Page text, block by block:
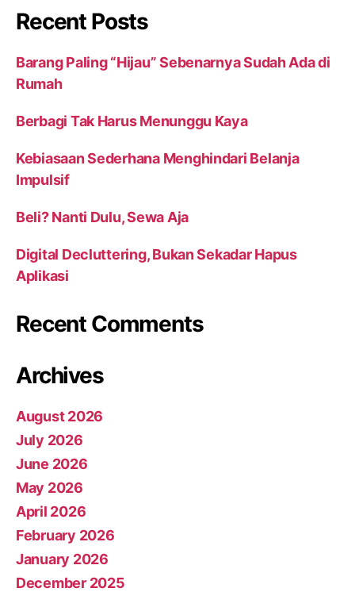
Recent Posts
Barang Paling “Hijau” Sebenarnya Sudah Ada di
Rumah
Berbagi Tak Harus Menunggu Kaya
Kebiasaan Sederhana Menghindari Belanja
Impulsif
Beli? Nanti Dulu, Sewa Aja
Digital Decluttering, Bukan Sekadar Hapus
Aplikasi
Recent Comments
Archives
August 2026
July 2026
June 2026
May 2026
April 2026
February 2026
January 2026
December 2025